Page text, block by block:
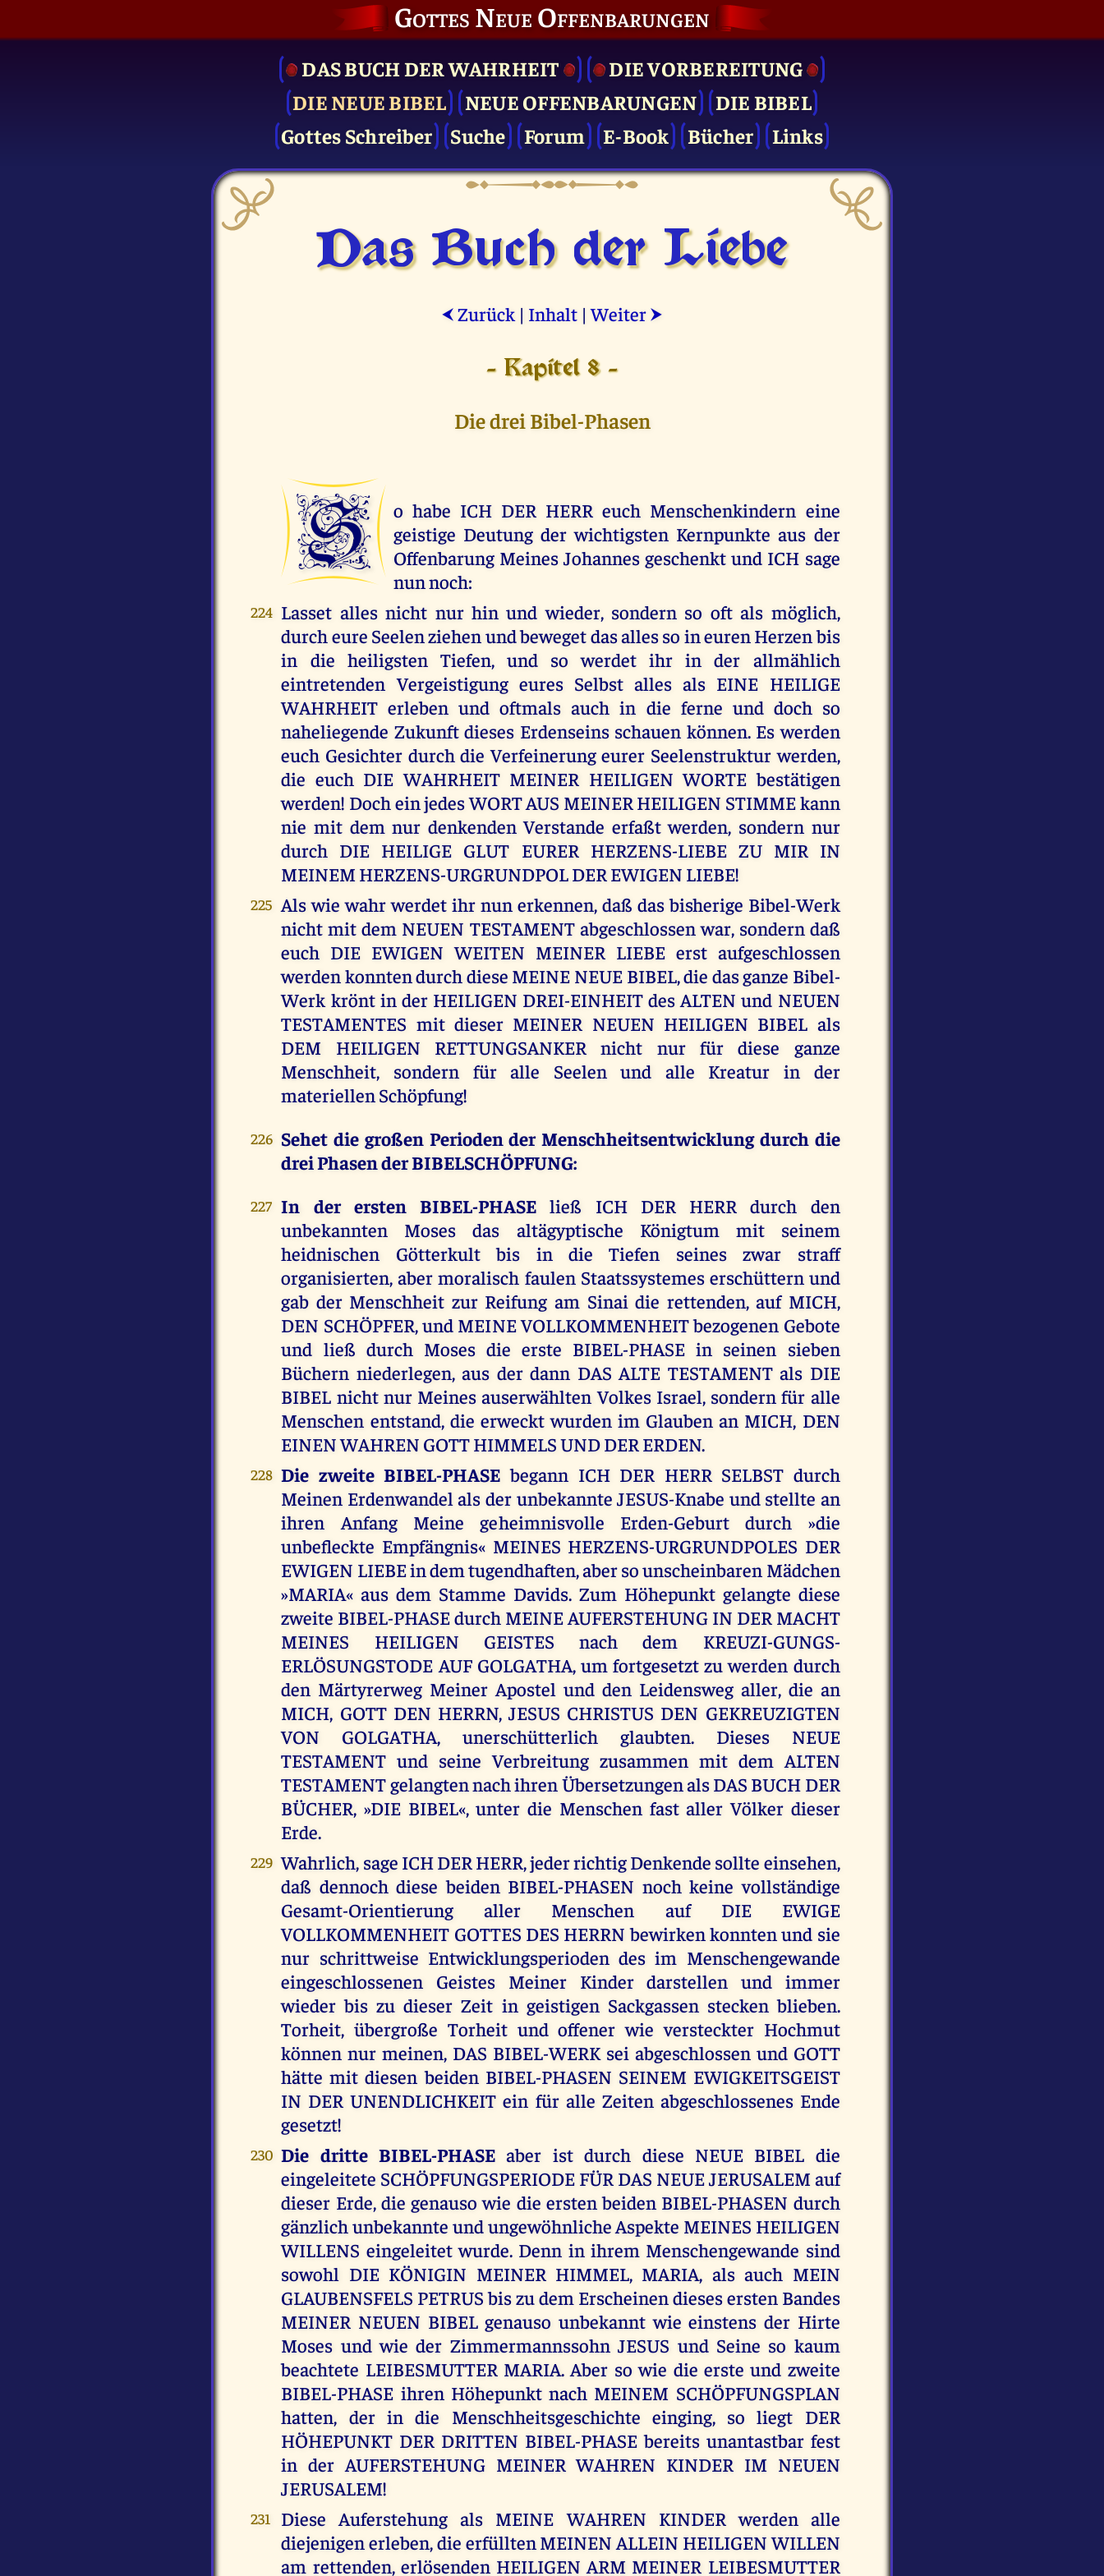
Gottes Neue Offenbarungen
DAS BUCH DER WAHRHEIT
DIE VOR­BEREITUNG
DIE NEUE BIBEL
NEUE OFFENBARUNGEN
DIE BIBEL
Gottes Schreiber
Suche Forum E-Book Bücher Links
Das Buch der Liebe
⮜ Zurück | Inhalt |Weiter ⮞
- Kapitel 8 -
Die drei Bibel-Phasen
S
o habe ICH DER HERR euch Menschenkindern eine
geistige Deutung der wichtigsten Kernpunkte aus der
Offenbarung Meines Johannes geschenkt und ICH sage
nun noch:
224 Lasset alles nicht nur hin und wieder, sondern so oft als möglich,
durch eure Seelen ziehen und beweget das alles so in euren Herzen bis
in die heiligsten Tiefen, und so werdet ihr in der allmählich
eintretenden Vergeistigung eures Selbst alles als EINE HEILIGE
WAHRHEIT erleben und oftmals auch in die ferne und doch so
naheliegende Zukunft dieses Erdenseins schauen können. Es werden
euch Gesichter durch die Verfeinerung eurer Seelenstruktur werden,
die euch DIE WAHRHEIT MEINER HEILIGEN WORTE bestätigen
werden! Doch ein jedes WORT AUS MEINER HEILIGEN STIMME kann
nie mit dem nur denkenden Verstande erfaßt werden, sondern nur
durch DIE HEILIGE GLUT EURER HERZENS-LIEBE ZU MIR IN
MEINEM HERZENS-URGRUNDPOL DER EWIGEN LIEBE!
225 Als wie wahr werdet ihr nun erkennen, daß das bisherige Bibel-Werk
nicht mit dem NEUEN TESTAMENT abgeschlossen war, sondern daß
euch DIE EWIGEN WEITEN MEINER LIEBE erst aufgeschlossen
werden konnten durch diese MEINE NEUE BIBEL, die das ganze Bibel-
Werk krönt in der HEILIGEN DREI-EINHEIT des ALTEN und NEUEN
TESTAMENTES mit dieser MEINER NEUEN HEILIGEN BIBEL als
DEM HEILIGEN RETTUNGSANKER nicht nur für diese ganze
Menschheit, sondern für alle Seelen und alle Kreatur in der
materiellen Schöpfung!
226 Sehet die großen Perioden der Menschheitsentwicklung durch die
drei Phasen der BIBELSCHÖPFUNG:
227 In der ersten BIBEL-PHASEließ ICH DER HERR durch den
unbekannten Moses das altägyptische Königtum mit seinem
heidnischen Götterkult bis in die Tiefen seines zwar straff
organisierten, aber moralisch faulen Staatssystemes erschüttern und
gab der Menschheit zur Reifung am Sinai die rettenden, auf MICH,
DEN SCHÖPFER, und MEINE VOLLKOMMENHEIT bezogenen Gebote
und ließ durch Moses die erste BIBEL-PHASE in seinen sieben
Büchern niederlegen, aus der dann DAS ALTE TESTAMENT als DIE
BIBEL nicht nur Meines auserwählten Volkes Israel, sondern für alle
Menschen entstand, die erweckt wurden im Glauben an MICH, DEN
EINEN WAHREN GOTT HIMMELS UND DER ERDEN.
228 Die zweite BIBEL-PHASEbegann ICH DER HERR SELBST durch
Meinen Erdenwandel als der unbekannte JESUS-Knabe und stellte an
ihren Anfang Meine geheimnisvolle Erden-Geburt durch »die
unbefleckte Empfängnis« MEINES HERZENS-URGRUNDPOLES DER
EWIGEN LIEBE in dem tugendhaften, aber so unscheinbaren Mädchen
»MARIA« aus dem Stamme Davids. Zum Höhepunkt gelangte diese
zweite BIBEL-PHASE durch MEINE AUFERSTEHUNG IN DER MACHT
MEINES HEILIGEN GEISTES nach dem KREUZI-GUNGS-
ERLÖSUNGSTODE AUF GOLGATHA, um fortgesetzt zu werden durch
den Märtyrerweg Meiner Apostel und den Leidensweg aller, die an
MICH, GOTT DEN HERRN, JESUS CHRISTUS DEN GEKREUZIGTEN
VON GOLGATHA, unerschütterlich glaubten. Dieses NEUE
TESTAMENT und seine Verbreitung zusammen mit dem ALTEN
TESTAMENT gelangten nach ihren Übersetzungen als DAS BUCH DER
BÜCHER, »DIE BIBEL«, unter die Menschen fast aller Völker dieser
Erde.
229 Wahrlich, sage ICH DER HERR, jeder richtig Denkende sollte einsehen,
daß dennoch diese beiden BIBEL-PHASEN noch keine vollständige
Gesamt-Orientierung aller Menschen auf DIE EWIGE
VOLLKOMMENHEIT GOTTES DES HERRN bewirken konnten und sie
nur schrittweise Entwicklungsperioden des im Menschengewande
eingeschlossenen Geistes Meiner Kinder darstellen und immer
wieder bis zu dieser Zeit in geistigen Sackgassen stecken blieben.
Torheit, übergroße Torheit und offener wie versteckter Hochmut
können nur meinen, DAS BIBEL-WERK sei abgeschlossen und GOTT
hätte mit diesen beiden BIBEL-PHASEN SEINEM EWIGKEITSGEIST
IN DER UNENDLICHKEIT ein für alle Zeiten abgeschlossenes Ende
gesetzt!
230 Die dritte BIBEL-PHASEaber ist durch diese NEUE BIBEL die
eingeleitete SCHÖPFUNGSPERIODE FÜR DAS NEUE JERUSALEM auf
dieser Erde, die genauso wie die ersten beiden BIBEL-PHASEN durch
gänzlich unbekannte und ungewöhnliche Aspekte MEINES HEILIGEN
WILLENS eingeleitet wurde. Denn in ihrem Menschengewande sind
sowohl DIE KÖNIGIN MEINER HIMMEL, MARIA, als auch MEIN
GLAUBENSFELS PETRUS bis zu dem Erscheinen dieses ersten Bandes
MEINER NEUEN BIBEL genauso unbekannt wie einstens der Hirte
Moses und wie der Zimmermannssohn JESUS und Seine so kaum
beachtete LEIBESMUTTER MARIA. Aber so wie die erste und zweite
BIBEL-PHASE ihren Höhepunkt nach MEINEM SCHÖPFUNGSPLAN
hatten, der in die Menschheitsgeschichte einging, so liegt DER
HÖHEPUNKT DER DRITTEN BIBEL-PHASE bereits unantastbar fest
in der AUFERSTEHUNG MEINER WAHREN KINDER IM NEUEN
JERUSALEM!
231
Diese Auferstehung als MEINE WAHREN KINDER werden alle
diejenigen erleben, die erfüllten MEINEN ALLEIN HEILIGEN WILLEN
am rettenden, erlösenden HEILIGEN ARM MEINER LEIBESMUTTER